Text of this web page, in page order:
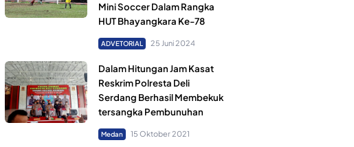
Mini Soccer Dalam Rangka
HUT Bhayangkara Ke-78
ADVETORIAL 25 Juni 2024
Dalam Hitungan Jam Kasat
Reskrim Polresta Deli
Serdang Berhasil Membekuk
tersangka Pembunuhan
Medan 15 Oktober 2021